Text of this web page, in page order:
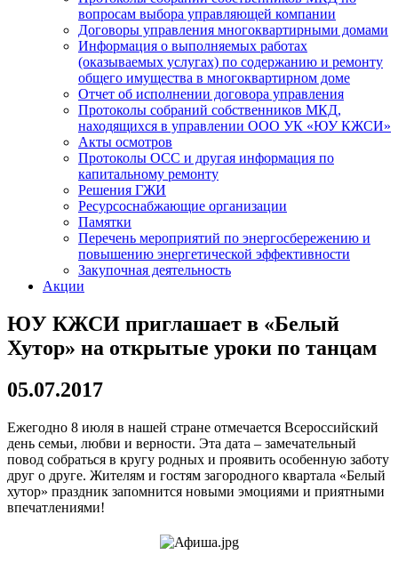
вопросам выбора управляющей компании
Договоры управления многоквартирными домами
Информация о выполняемых работах
(оказываемых услугах) по содержанию и ремонту
общего имущества в многоквартирном доме
Отчет об исполнении договора управления
Протоколы собраний собственников МКД,
находящихся в управлении ООО УК «ЮУ КЖСИ»
Акты осмотров
Протоколы ОСС и другая информация по
капитальному ремонту
Решения ГЖИ
Ресурсоснабжающие организации
Памятки
Перечень мероприятий по энергосбережению и
повышению энергетической эффективности
Закупочная деятельность
Акции
ЮУ КЖСИ приглашает в «Белый
Хутор» на открытые уроки по танцам
05.07.2017
Ежегодно 8 июля в нашей стране отмечается Всероссийский
день семьи, любви и верности. Эта дата – замечательный
повод собраться в кругу родных и проявить особенную заботу
друг о друге. Жителям и гостям загородного квартала «Белый
хутор» праздник запомнится новыми эмоциями и приятными
впечатлениями!